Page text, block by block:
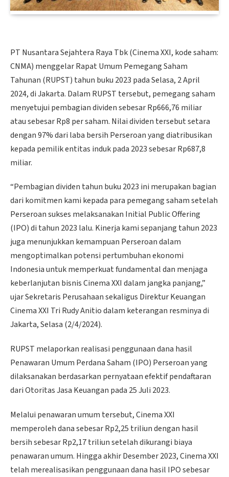
PT Nusantara Sejahtera Raya Tbk (Cinema XXI, kode saham:
CNMA) menggelar Rapat Umum Pemegang Saham
Tahunan (RUPST) tahun buku 2023 pada Selasa, 2 April
2024, di Jakarta. Dalam RUPST tersebut, pemegang saham
menyetujui pembagian dividen sebesar Rp666,76 miliar
atau sebesar Rp8 per saham. Nilai dividen tersebut setara
dengan 97% dari laba bersih Perseroan yang diatribusikan
kepada pemilik entitas induk pada 2023 sebesar Rp687,8
miliar.
“Pembagian dividen tahun buku 2023 ini merupakan bagian
dari komitmen kami kepada para pemegang saham setelah
Perseroan sukses melaksanakan Initial Public Offering
(IPO) di tahun 2023 lalu. Kinerja kami sepanjang tahun 2023
juga menunjukkan kemampuan Perseroan dalam
mengoptimalkan potensi pertumbuhan ekonomi
Indonesia untuk memperkuat fundamental dan menjaga
keberlanjutan bisnis Cinema XXI dalam jangka panjang,”
ujar Sekretaris Perusahaan sekaligus Direktur Keuangan
Cinema XXI Tri Rudy Anitio dalam keterangan resminya di
Jakarta, Selasa (2/4/2024).
RUPST melaporkan realisasi penggunaan dana hasil
Penawaran Umum Perdana Saham (IPO) Perseroan yang
dilaksanakan berdasarkan pernyataan efektif pendaftaran
dari Otoritas Jasa Keuangan pada 25 Juli 2023.
Melalui penawaran umum tersebut, Cinema XXI
memperoleh dana sebesar Rp2,25 triliun dengan hasil
bersih sebesar Rp2,17 triliun setelah dikurangi biaya
penawaran umum. Hingga akhir Desember 2023, Cinema XXI
telah merealisasikan penggunaan dana hasil IPO sebesar